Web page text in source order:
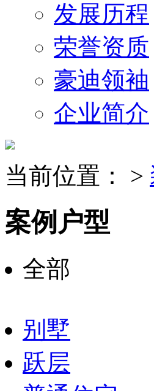
发展历程
荣誉资质
豪迪领袖
企业简介
当前位置： >
案例户型
全部
别墅
跃层